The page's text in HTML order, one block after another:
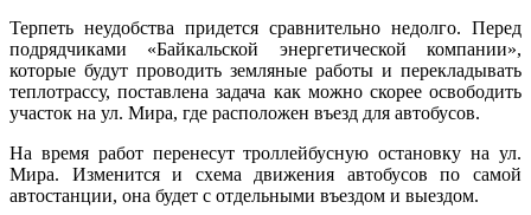
Терпеть неудобства придется сравнительно недолго. Перед
подрядчиками «Байкальской энергетической компании»,
которые будут проводить земляные работы и перекладывать
теплотрассу, поставлена задача как можно скорее освободить
участок на ул. Мира, где расположен въезд для автобусов.
На время работ перенесут троллейбусную остановку на ул.
Мира. Изменится и схема движения автобусов по самой
автостанции, она будет с отдельными въездом и выездом.